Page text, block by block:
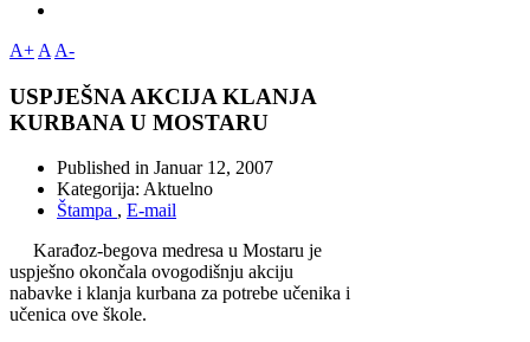
A+ A A-
USPJEŠNA AKCIJA KLANJA
KURBANA U MOSTARU
Published in Januar 12, 2007
Kategorija: Aktuelno
Štampa , E-mail
Karađoz-begova medresa u Mostaru je
uspješno okončala ovogodišnju akciju
nabavke i klanja kurbana za potrebe učenika i
učenica ove škole.